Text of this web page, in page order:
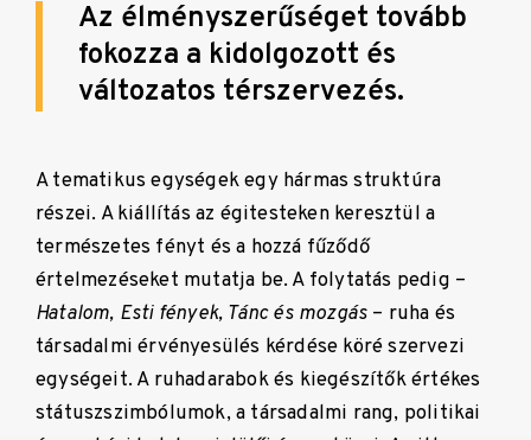
Az élményszerűséget tovább
fokozza a kidolgozott és
változatos térszervezés.
A tematikus egységek egy hármas struktúra
részei. A kiállítás az égitesteken keresztül a
természetes fényt és a hozzá fűződő
értelmezéseket mutatja be. A folytatás pedig –
Hatalom, Esti fények, Tánc és mozgás – ruha és
társadalmi érvényesülés kérdése köré szervezi
egységeit. A ruhadarabok és kiegészítők értékes
státuszszimbólumok, a társadalmi rang, politikai